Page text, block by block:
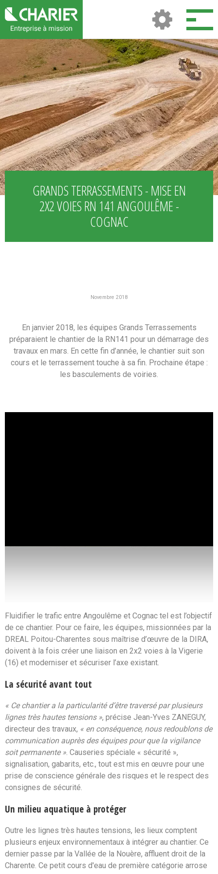
GRANDS TERRASSEMENTS - MISE EN
2X2 VOIES RN 141 ANGOULÊME -
COGNAC
Novembre 2018
En janvier 2018, les équipes Grands Terrassements
préparaient le chantier de la RN141 pour un démarrage des
travaux en mars. En cette fin d’année, le chantier suit son
cours et le terrassement touche à sa fin. Prochaine étape :
les basculements de voiries.
Fluidifier le trafic entre Angoulême et Cognac tel est l’objectif
de ce chantier. Pour ce faire, les équipes, missionnées par la
DREAL Poitou-Charentes sous maîtrise d’œuvre de la DIRA,
doivent à la fois créer une liaison en 2x2 voies à la Vigerie
(16) et moderniser et sécuriser l’axe existant.
La sécurité avant tout
« Ce chantier a la particularité d’être traversé par plusieurs
lignes très hautes tensions », précise Jean-Yves ZANEGUY,
directeur des travaux, « en conséquence, nous redoublons de
communication auprès des équipes pour que la vigilance
soit permanente ». Causeries spéciale « sécurité »,
signalisation, gabarits, etc., tout est mis en œuvre pour une
prise de conscience générale des risques et le respect des
consignes de sécurité.
Un milieu aquatique à protéger
Outre les lignes très hautes tensions, les lieux comptent
plusieurs enjeux environnementaux à intégrer au chantier. Ce
dernier passe par la Vallée de la Nouère, affluent droit de la
Charente. Ce petit cours d'eau de première catégorie arrose